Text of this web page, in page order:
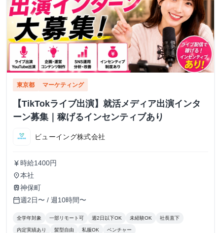
東京都 マーケティング
【TikTokライブ出演】就活メディア出演インタ
ーン募集｜稼げるインセンティブあり
ビューイング株式会社
currency_yen 時給1400円
place本社
train神保町
calendar_today週2日〜 / 週10時間〜
全学年対象 一部リモート可 週2日以下OK 未経験OK 社長直下
内定実績あり 髪型自由 私服OK ベンチャー